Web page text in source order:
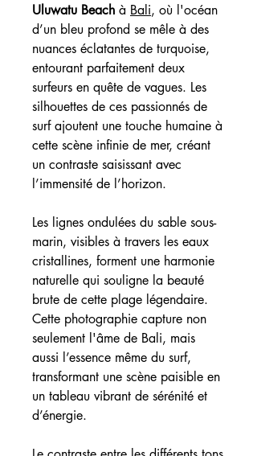
Uluwatu Beach à Bali, où l'océan
d’un bleu profond se mêle à des
nuances éclatantes de turquoise,
entourant parfaitement deux
surfeurs en quête de vagues. Les
silhouettes de ces passionnés de
surf ajoutent une touche humaine à
cette scène infinie de mer, créant
un contraste saisissant avec
l’immensité de l’horizon.
Les lignes ondulées du sable sous-
marin, visibles à travers les eaux
cristallines, forment une harmonie
naturelle qui souligne la beauté
brute de cette plage légendaire.
Cette photographie capture non
seulement l'âme de Bali, mais
aussi l’essence même du surf,
transformant une scène paisible en
un tableau vibrant de sérénité et
d’énergie.